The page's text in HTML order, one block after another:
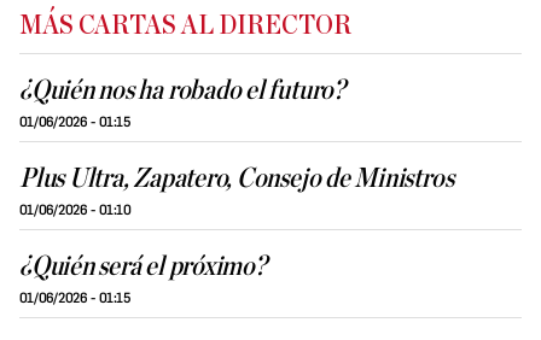
MÁS CARTAS AL DIRECTOR
¿Quién nos ha robado el futuro?
01/06/2026 - 01:15
Plus Ultra, Zapatero, Consejo de Ministros
01/06/2026 - 01:10
¿Quién será el próximo?
01/06/2026 - 01:15